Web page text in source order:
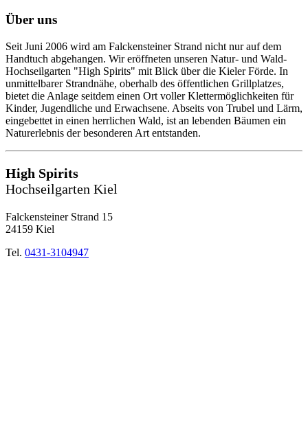
Über uns
Seit Juni 2006 wird am Falckensteiner Strand nicht nur auf dem
Handtuch abgehangen. Wir eröffneten unseren Natur- und Wald-
Hochseilgarten "High Spirits" mit Blick über die Kieler Förde. In
unmittelbarer Strandnähe, oberhalb des öffentlichen Grillplatzes,
bietet die Anlage seitdem einen Ort voller Klettermöglichkeiten für
Kinder, Jugendliche und Erwachsene. Abseits von Trubel und Lärm,
eingebettet in einen herrlichen Wald, ist an lebenden Bäumen ein
Naturerlebnis der besonderen Art entstanden.
High Spirits
Hochseilgarten Kiel
Falckensteiner Strand 15
24159 Kiel
Tel. 0431-3104947